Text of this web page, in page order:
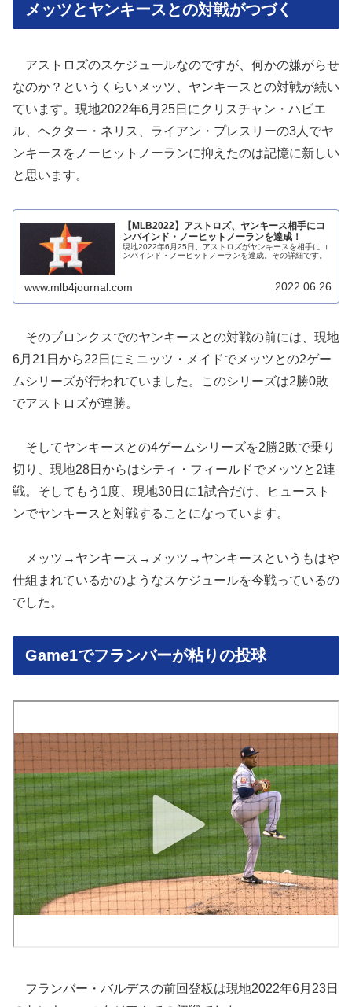
メッツとヤンキースとの対戦がつづく
アストロズのスケジュールなのですが、何かの嫌がらせ
なのか？というくらいメッツ、ヤンキースとの対戦が続い
ています。現地2022年6月25日にクリスチャン・ハビエ
ル、ヘクター・ネリス、ライアン・プレスリーの3人でヤ
ンキースをノーヒットノーランに抑えたのは記憶に新しい
と思います。
【MLB2022】アストロズ、ヤンキース相手にコ
ンバインド・ノーヒットノーランを達成！
現地2022年6月25日、アストロズがヤンキースを相手にコ
ンバインド・ノーヒットノーランを達成。その詳細です。
www.mlb4journal.com 2022.06.26
そのブロンクスでのヤンキースとの対戦の前には、現地
6月21日から22日にミニッツ・メイドでメッツとの2ゲー
ムシリーズが行われていました。このシリーズは2勝0敗
でアストロズが連勝。
そしてヤンキースとの4ゲームシリーズを2勝2敗で乗り
切り、現地28日からはシティ・フィールドでメッツと2連
戦。そしてもう1度、現地30日に1試合だけ、ヒュースト
ンでヤンキースと対戦することになっています。
メッツ→ヤンキース→メッツ→ヤンキースというもはや
仕組まれているかのようなスケジュールを今戦っているの
でした。
Game1でフランバーが粘りの投球
フランバー・バルデスの前回登板は現地2022年6月23日